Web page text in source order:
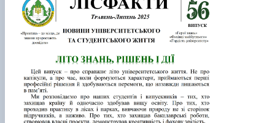
ПЕТРИЧЕНКО Віктор Михайлович
17.05.2022 р.), випускник 2011 року.
СЕРГА Петро Грирорович (18.06.1999 -
17.04.2024 р.), студент 2-го курсу 2024 рі…
СОЛОВЙОВ Сергій Олександрович
(08.06.1983 - 27.09.2022 р.), випускник 2017
року.
СОРОКА Олександр Григорович
03.07.2023 р.), випускник 2019 року.